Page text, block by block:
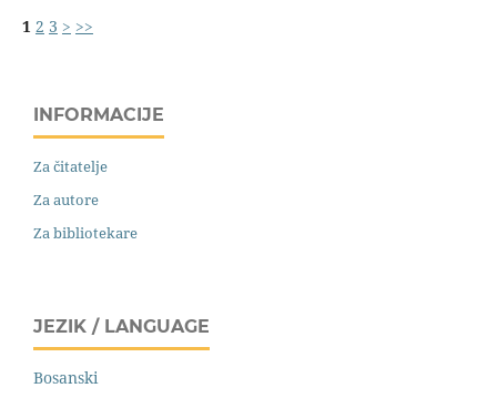
1 2 3 > >>
INFORMACIJE
Za čitatelje
Za autore
Za bibliotekare
JEZIK / LANGUAGE
Bosanski